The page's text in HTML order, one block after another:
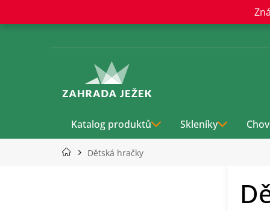
obsah
Katalog produktů Skleníky
Dětská hračky